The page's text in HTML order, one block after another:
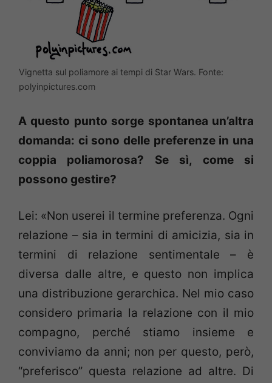
Vignetta sul poliamore ai tempi di Star Wars. Fonte:
polyinpictures.com
A questo punto sorge spontanea un’altra
domanda: ci sono delle preferenze in una
coppia poliamorosa? Se sì, come si
possono gestire?
Lei: «Non userei il termine preferenza. Ogni
relazione – sia in termini di amicizia, sia in
termini di relazione sentimentale – è
diversa dalle altre, e questo non implica
una distribuzione gerarchica. Nel mio caso
considero primaria la relazione con il mio
compagno, perché stiamo insieme e
conviviamo da anni; non per questo, però,
“preferisco” questa relazione ad altre. Di